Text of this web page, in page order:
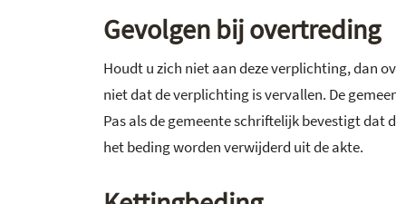
Gevolgen bij overtreding
Houdt u zich niet aan deze verplichting, dan
niet dat de verplichting is vervallen. De
Pas als de gemeente schriftelijk bevestigt
het beding worden verwijderd uit de akte.